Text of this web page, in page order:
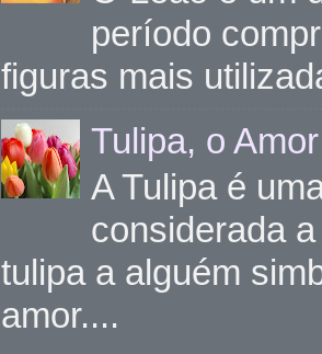
período
figuras mais
Tulipa, o
A Tulipa é
considerada
tulipa a alguém
amor....